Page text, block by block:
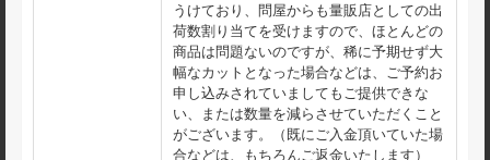
うけており、問屋からも量販店としての出
荷数割り当てを受けますので、ほとんどの
商品は問題ないのですが、稀に予期せず大
幅なカットとなった場合などは、ご予約お
申し込みされていましてもご提供できな
い、または数量を減らさせていただくこと
がございます。（既にご入金頂いていた場
合などは、もちろんご返金いたします）